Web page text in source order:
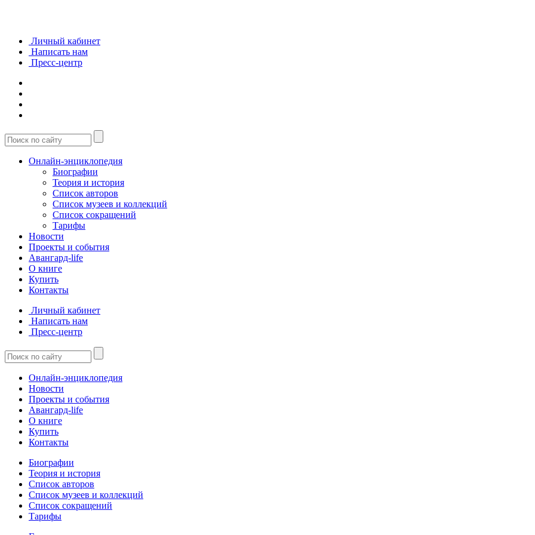
Личный кабинет
Написать нам
Пресс-центр
Онлайн-энциклопедия
Биографии
Теория и история
Список авторов
Список музеев и коллекций
Список сокращений
Тарифы
Новости
Проекты и события
Авангард-life
О книге
Купить
Контакты
Личный кабинет
Написать нам
Пресс-центр
Онлайн-энциклопедия
Новости
Проекты и события
Авангард-life
О книге
Купить
Контакты
Биографии
Теория и история
Список авторов
Список музеев и коллекций
Список сокращений
Тарифы